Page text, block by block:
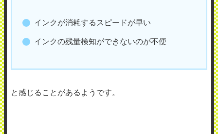
インクが消耗するスピードが早い
インクの残量検知ができないのが不便
と感じることがあるようです。